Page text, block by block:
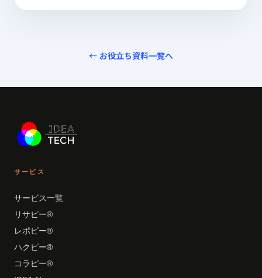
← お役立ち資料一覧へ
サービス
サービス一覧
リサピー®
レポピー®
ハクピー®
コラピー®